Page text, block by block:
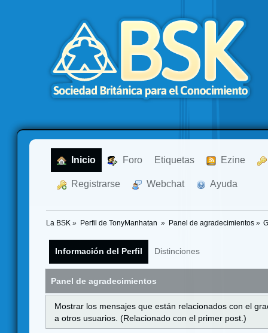
Inicio Foro Etiquetas Ezine
Registrarse Webchat Ayuda
La BSK » Perfil de TonyManhatan » Panel de agradecimientos»
Información del Perfil Distinciones
Panel de agradecimientos
Mostrar los mensajes que están relacionados con el
a otros usuarios. (Relacionado con el primer post.)